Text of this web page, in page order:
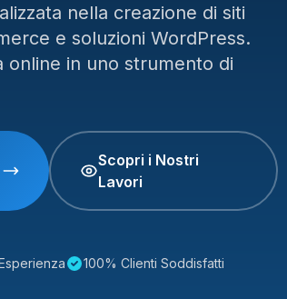
nella creazione di siti
e soluzioni WordPress.
online in uno strumento di
Scopri i Nostri
Lavori
100% Clienti Soddisfatti